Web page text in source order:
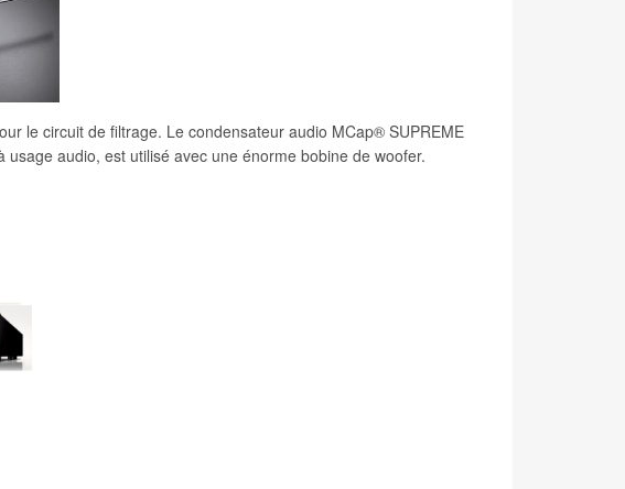
le circuit de filtrage. Le condensateur audio MCap® SUPREME
audio, est utilisé avec une énorme bobine de woofer.